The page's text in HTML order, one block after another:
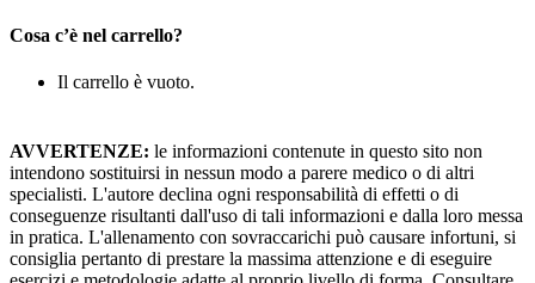
Cosa c’è nel carrello?
Il carrello è vuoto.
AVVERTENZE: le informazioni contenute in questo sito non
intendono sostituirsi in nessun modo a parere medico o di altri
specialisti. L'autore declina ogni responsabilità di effetti o di
conseguenze risultanti dall'uso di tali informazioni e dalla loro messa
in pratica. L'allenamento con sovraccarichi può causare infortuni, si
consiglia pertanto di prestare la massima attenzione e di eseguire